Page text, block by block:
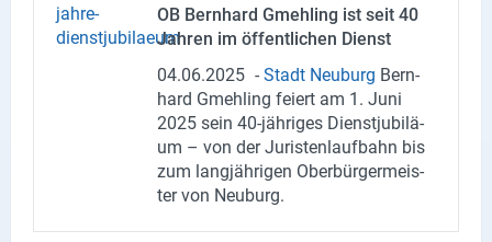
OB Bern­hard Gmeh­ling ist seit 40
Jah­ren im öf­fent­li­chen Dienst
04.06.2025 - Stadt Neu­burg Bern­
hard Gmeh­ling fei­ert am 1. Juni
2025 sein 40-​jähriges Dienst­ju­bi­lä­
um – von der Ju­ris­ten­lauf­bahn bis
zum lang­jäh­ri­gen Ober­bür­ger­meis­
ter von Neu­burg.